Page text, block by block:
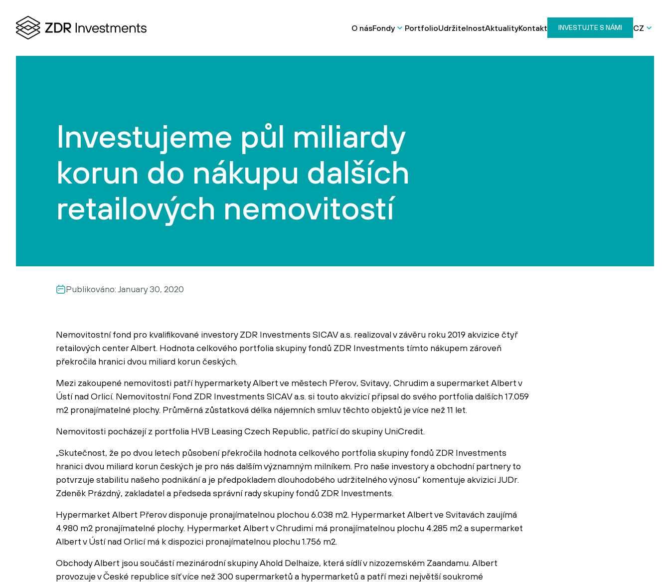
O násFondy PortfolioUdržitelnostAktualityKontakt INVESTUJTE S NÁMI CZ
Investujeme půl miliardy
korun do nákupu dalších
retailových nemovitostí
Publikováno: January 30, 2020
Nemovitostní fond pro kvalifikované investory ZDR Investments SICAV a.s. realizoval v závěru roku 2019 akvizice čtyř
retailových center Albert. Hodnota celkového portfolia skupiny fondů ZDR Investments tímto nákupem zároveň
překročila hranici dvou miliard korun českých.
Mezi zakoupené nemovitosti patří hypermarkety Albert ve městech Přerov, Svitavy, Chrudim a supermarket Albert v
Ústí nad Orlicí. Nemovitostní Fond ZDR Investments SICAV a.s. si touto akvizicí připsal do svého portfolia dalších 17.059
m2 pronajímatelné plochy. Průměrná zůstatková délka nájemních smluv těchto objektů je více než 11 let.
Nemovitosti pocházejí z portfolia HVB Leasing Czech Republic, patřící do skupiny UniCredit.
„Skutečnost, že po dvou letech působení překročila hodnota celkového portfolia skupiny fondů ZDR Investments
hranici dvou miliard korun českých je pro nás dalším významným milníkem. Pro naše investory a obchodní partnery to
potvrzuje stabilitu našeho podnikání a je předpokladem dlouhodobého udržitelného výnosu“ komentuje akvizici JUDr.
Zdeněk Prázdný, zakladatel a předseda správní rady skupiny fondů ZDR Investments.
Hypermarket Albert Přerov disponuje pronajímatelnou plochou 6.038 m2. Hypermarket Albert ve Svitavách zaujímá
4.980 m2 pronajímatelné plochy. Hypermarket Albert v Chrudimi má pronajímatelnou plochu 4.285 m2 a supermarket
Albert v Ústí nad Orlicí má k dispozici pronajímatelnou plochu 1.756 m2.
Obchody Albert jsou součástí mezinárodní skupiny Ahold Delhaize, která sídlí v nizozemském Zaandamu. Albert
provozuje v České republice síť více než 300 supermarketů a hypermarketů a patří mezi největší soukromé